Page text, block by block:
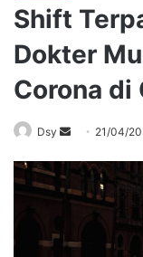
Shift
Dokter
Corona di
Dsy
Send
email
21/04/